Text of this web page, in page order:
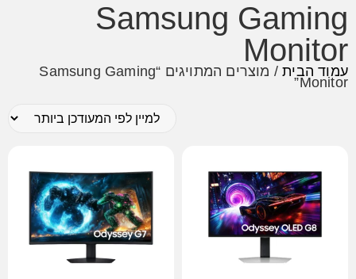
Samsung Gaming
Monitor
עמוד הבית / מוצרים המתויגים “Samsung Gaming
Monitor”